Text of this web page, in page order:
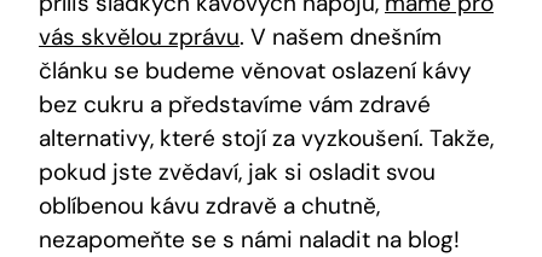
vás skvělou zprávu. V našem dnešním
článku se budeme věnovat oslazení kávy
bez cukru a představíme vám zdravé
alternativy, které stojí za vyzkoušení. Takže,
pokud jste zvědaví, jak si osladit svou
oblíbenou kávu zdravě a chutně,
nezapomeňte se s námi naladit na blog!